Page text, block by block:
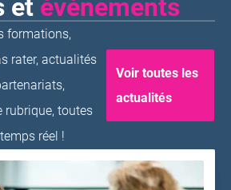
et événements
formations,
rater, actualités
rubrique, toutes
réel !
Voir toutes les
actualités